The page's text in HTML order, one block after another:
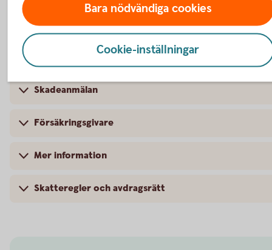
Så fungerar pensionsplan
Skadeanmälan
Försäkringsgivare
Mer information
Skatteregler och avdragsrätt
Bara nödvändiga cookies
Cookie-inställningar